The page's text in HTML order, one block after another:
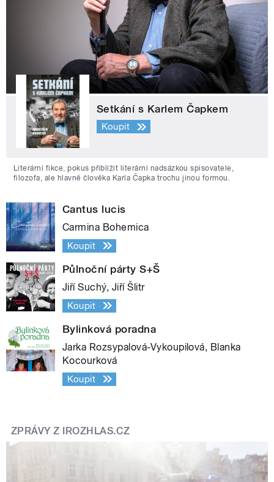
Setkání s Karlem Čapkem
Koupit
Literární fikce, pokus přiblížit literární nadsázkou spisovatele,
filozofa, ale hlavně člověka Karla Čapka trochu jinou formou.
Cantus lucis
Carmina Bohemica
Koupit
Půlnoční párty S+Š
Jiří Suchý, Jiří Šlitr
Koupit
Bylinková poradna
Jarka Rozsypalová-Vykoupilová, Blanka
Kocourková
Koupit
ZPRÁVY Z IROZHLAS.CZ